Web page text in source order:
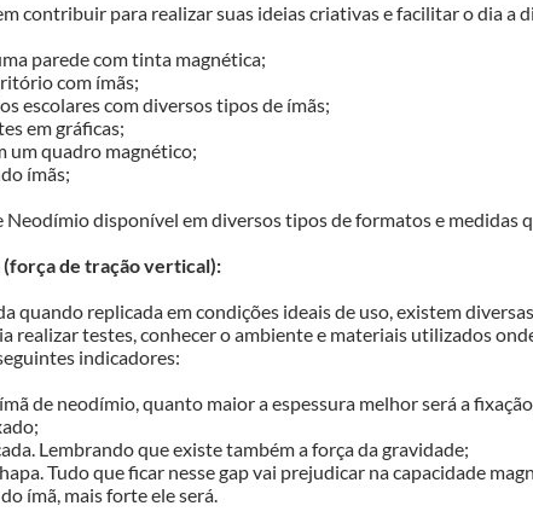
contribuir para realizar suas ideias criativas e facilitar o dia a
parede com tinta magnética;
com ímãs;
escolares com diversos tipos de ímãs;
em gráficas;
um quadro magnético;
ímãs;
Neodímio disponível em diversos tipos de formatos e medidas
de tração vertical):
quando replicada em condições ideais de uso, existem
realizar testes, conhecer o ambiente e materiais utilizados
indicadores:
de neodímio, quanto maior a espessura melhor será a
Lembrando que existe também a força da gravidade;
Tudo que ficar nesse gap vai prejudicar na capacidade
ímã, mais forte ele será.